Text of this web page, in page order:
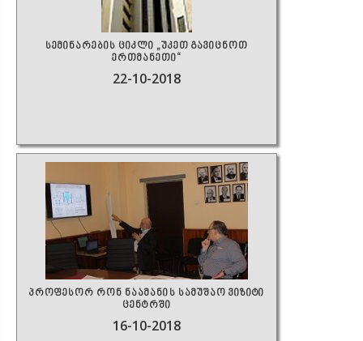
სემინარების ციკლი „უკეთ გავიცნოთ
ერთმანეთი“
22-10-2018
პროფესორ რონ ნაამანის სამუშაო ვიზიტი
ცენტრში
16-10-2018